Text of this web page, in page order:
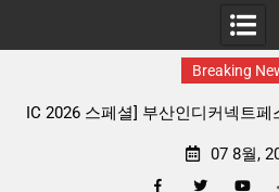
Breaking
판타지 케이팝 애니메이션 ‘고스
07 8월,